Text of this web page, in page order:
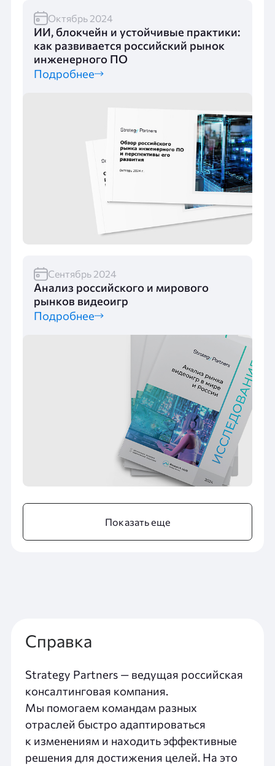
Октябрь 2024
ИИ, блокчейн и устойчивые практики:
как развивается российский рынок
инженерного ПО
Подробнее
Сентябрь 2024
Анализ российского и мирового
рынков видеоигр
Подробнее
Показать еще
Справка
Strategy Partners — ведущая российская
консалтинговая компания.
Мы помогаем командам разных
отраслей быстро адаптироваться
к изменениям и находить эффективные
решения для достижения целей. На это